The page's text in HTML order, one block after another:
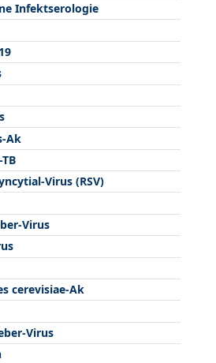
Infektserologie
Ak
Virus (RSV)
Virus
cerevisiae-Ak
Virus